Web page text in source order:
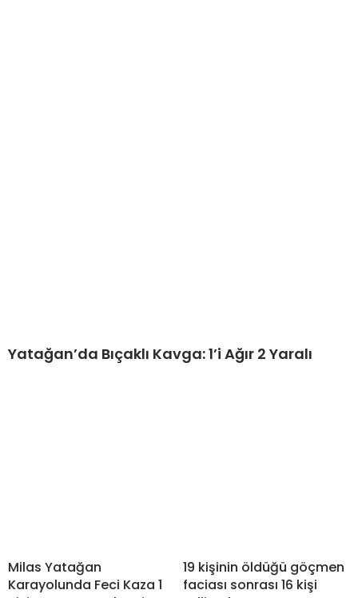
Yatağan’da Bıçaklı Kavga: 1’i Ağır 2 Yaralı
Milas Yatağan
Karayolunda Feci Kaza 1
19 kişinin öldüğü göçmen
faciası sonrası 16 kişi